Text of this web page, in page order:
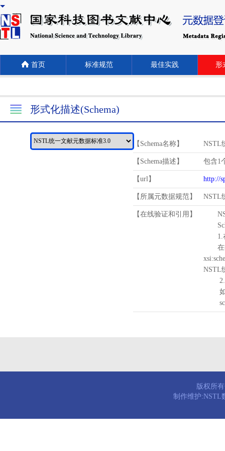
首页 标准规范 最佳实践 形
形式化描述(Schema)
【Schema名称】 NSTL
【Schema描述】 包含1
【url】 http://
【所属元数据规范】 NSTL
【在线验证和引用】
1.
在待
NSTL
2.
如需
版权所
制作维护:NSTL